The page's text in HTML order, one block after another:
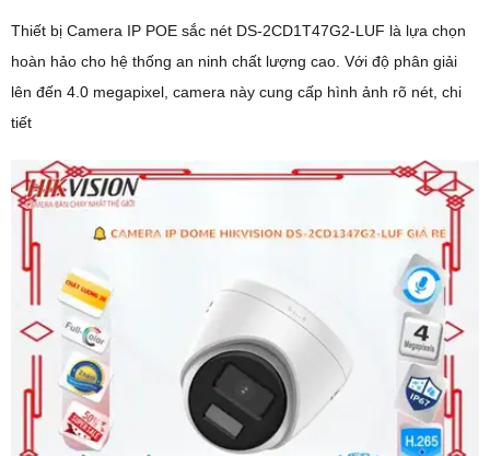
Thiết bị Camera IP POE sắc nét DS-2CD1T47G2-LUF là lựa chọn
hoàn hảo cho hệ thống an ninh chất lượng cao. Với độ phân giải
lên đến 4.0 megapixel, camera này cung cấp hình ảnh rõ nét, chi
tiết